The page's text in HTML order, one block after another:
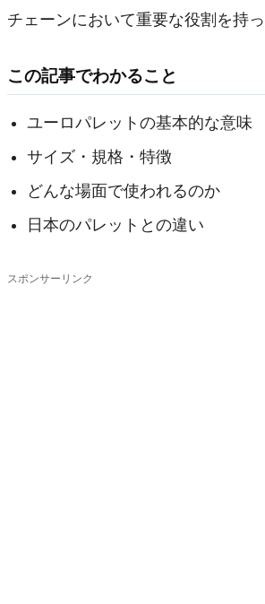
チェーンにおいて重要な役割を持っ
この記事でわかること
ユーロパレットの基本的な意味
サイズ・規格・特徴
どんな場面で使われるのか
日本のパレットとの違い
スポンサーリンク